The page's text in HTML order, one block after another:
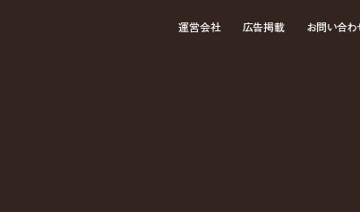
運営会社 広告掲載 お問い合わ